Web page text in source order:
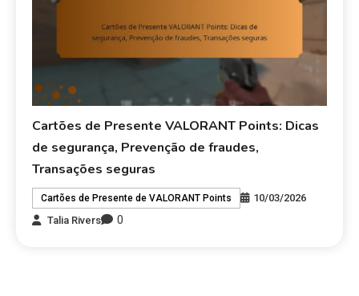
Cartões de Presente VALORANT Points: Dicas
de segurança, Prevenção de fraudes,
Transações seguras
Cartões de Presente de VALORANT Points
10/03/2026
Talia Rivers
0